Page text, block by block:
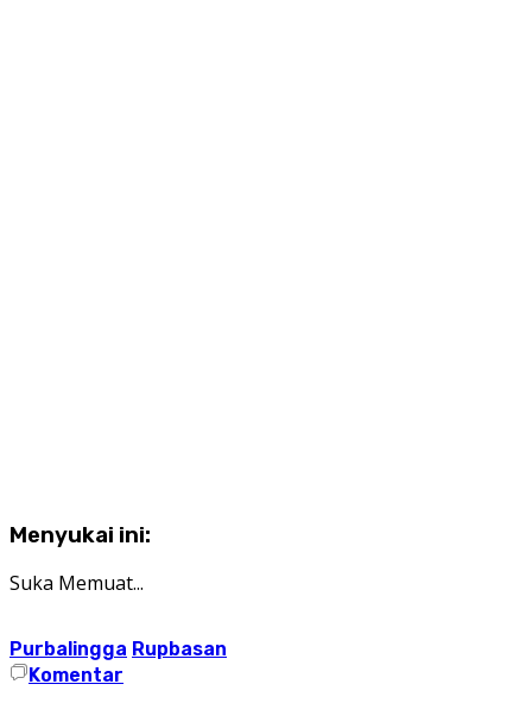
Menyukai ini:
Suka Memuat...
Purbalingga Rupbasan
Komentar